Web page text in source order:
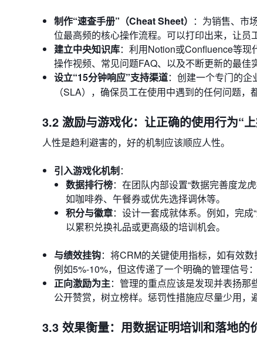
制作“速查手册”（Cheat Sheet） ：为销售、市
位最高频的核心操作流程。可以打印出来，让员
建立中央知识库：利用Notion或Confluence等
操作视频、常见问题FAQ、以及不断更新的最佳
设立“15分钟响应”支持渠道：创建一个专门的
（SLA），确保员工在使用中遇到的任何问题
3.2 激励与游戏化：让正确的使用行为“
人性是趋利避害的，好的机制应该顺应人性。
引入游戏化机制：
数据排行榜：在团队内部设置“数据完善度龙
如咖啡券、午餐券或优先选择调休等。
积分与徽章：设计一套成就体系。例如，完
以累积兑换礼品或更高级的培训机会。
与绩效挂钩：将CRM的关键使用指标，如有效
例如5%-10%，但这传递了一个明确的管理信号
正向激励为主：管理的重点应该是发现并表扬
公开赞赏，树立榜样。惩罚性措施应尽量少用，
3.3 效果衡量：用数据证明培训和落地的